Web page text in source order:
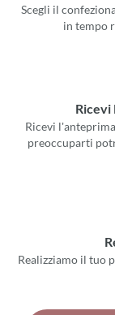
Scegli il
in tempo
Ricevi
Ricevi
preoccuparti
Realizziamo il tuo